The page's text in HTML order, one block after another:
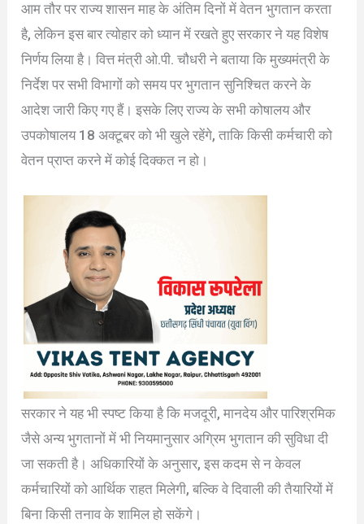
आम तौर पर राज्य शासन माह के अंतिम दिनों में वेतन भुगतान करता
है, लेकिन इस बार त्योहार को ध्यान में रखते हुए सरकार ने यह विशेष
निर्णय लिया है। वित्त मंत्री ओ.पी. चौधरी ने बताया कि मुख्यमंत्री के
निर्देश पर सभी विभागों को समय पर भुगतान सुनिश्चित करने के
आदेश जारी किए गए हैं। इसके लिए राज्य के सभी कोषालय और
उपकोषालय 18 अक्टूबर को भी खुले रहेंगे, ताकि किसी कर्मचारी को
वेतन प्राप्त करने में कोई दिक्कत न हो।
सरकार ने यह भी स्पष्ट किया है कि मजदूरी, मानदेय और पारिश्रमिक
जैसे अन्य भुगतानों में भी नियमानुसार अग्रिम भुगतान की सुविधा दी
जा सकती है। अधिकारियों के अनुसार, इस कदम से न केवल
कर्मचारियों को आर्थिक राहत मिलेगी, बल्कि वे दिवाली की तैयारियों में
बिना किसी तनाव के शामिल हो सकेंगे।